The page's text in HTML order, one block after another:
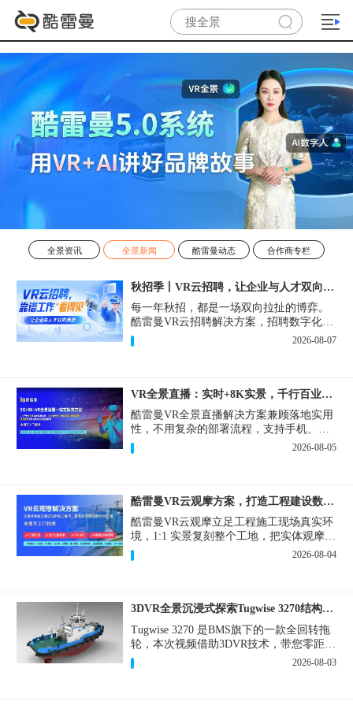
全景资讯 全景新闻 酷雷曼动态 合作商专栏
秋招季丨VR云招聘，让企业与人才双向奔赴！
每一年秋招，都是一场双向拉扯的博弈。
酷雷曼VR云招聘解决方案，招聘数字化的
实用工具，告别“信息博弈”，真正实现企
业与人才双向奔赴。
2026-08-07
VR全景直播：实时+8K实景，千行百业的数字化利器
酷雷曼VR全景直播解决方案兼顾落地实用
性，不用复杂的部署流程，支持手机、网
页多端访问，解决各行各业 “看得见、信
得过、降成本、提转化” 的实际难题。
2026-08-05
酷雷曼VR云观摩方案，打造工程建设数字化观摩新范式
酷雷曼VR云观摩立足工程施工现场真实环
境，1:1 实景复刻整个工地，把实体观摩会
完整搬到云端线上，兼顾线下实体观摩与
线上云观摩双重需求，为施工单位、建设
2026-08-04
3DVR全景沉浸式探索Tugwise 3270结构一览
Tugwise 3270 是BMS旗下的一款全回转拖
轮，本次视频借助3DVR技术，带您零距离
透视这艘拖轮的内外构造，沉浸式探索每
一处细节。
2026-08-03